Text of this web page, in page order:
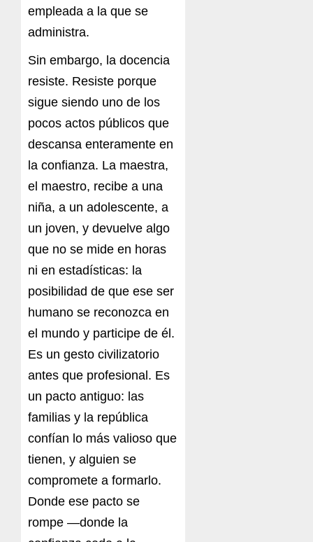
empleada a la que se
administra.
Sin embargo, la docencia
resiste. Resiste porque
sigue siendo uno de los
pocos actos públicos que
descansa enteramente en
la confianza. La maestra,
el maestro, recibe a una
niña, a un adolescente, a
un joven, y devuelve algo
que no se mide en horas
ni en estadísticas: la
posibilidad de que ese ser
humano se reconozca en
el mundo y participe de él.
Es un gesto civilizatorio
antes que profesional. Es
un pacto antiguo: las
familias y la república
confían lo más valioso que
tienen, y alguien se
compromete a formarlo.
Donde ese pacto se
rompe —donde la